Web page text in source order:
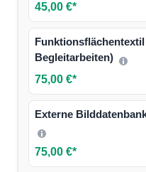
45,00 €*
Begleitarbeiten)
75,00 €*
Externe
75,00 €*